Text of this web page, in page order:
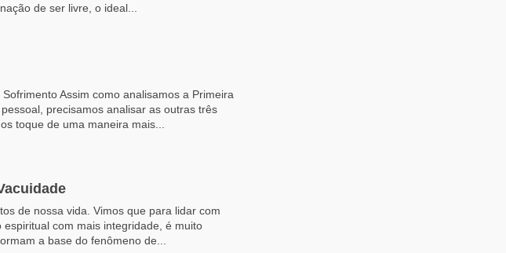
de ser livre, o ideal...
Assim como analisamos a Primeira
precisamos analisar as outras três
toque de uma maneira mais...
de nossa vida. Vimos que para lidar com
com mais integridade, é muito
a base do fenômeno de...